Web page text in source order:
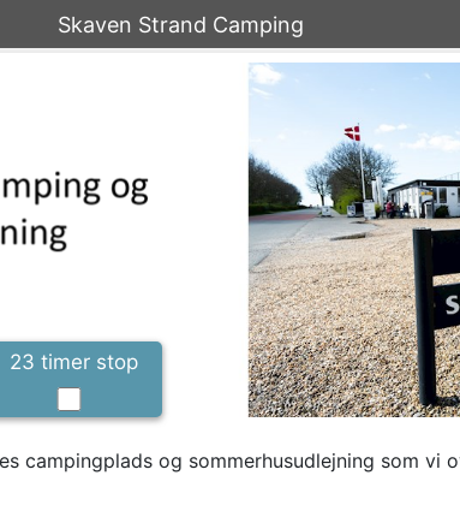
Skaven Strand Camping
23 timer stop
campingplads og sommerhusudlejning som vi